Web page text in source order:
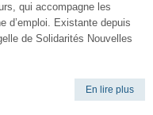
qui accompagne les
d’emploi. Existante depuis
de Solidarités Nouvelles
En lire plus